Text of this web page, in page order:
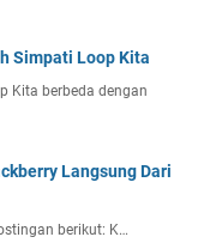
Simpati Loop Kita
Kita berbeda dengan
Langsung Dari
berikut: K…